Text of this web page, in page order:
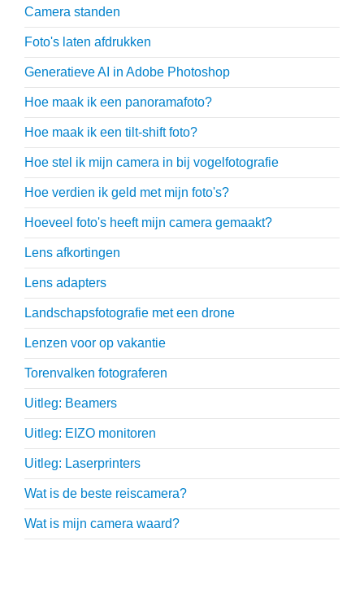
Camera standen
Foto's laten afdrukken
Generatieve AI in Adobe Photoshop
Hoe maak ik een panoramafoto?
Hoe maak ik een tilt-shift foto?
Hoe stel ik mijn camera in bij vogelfotografie
Hoe verdien ik geld met mijn foto's?
Hoeveel foto's heeft mijn camera gemaakt?
Lens afkortingen
Lens adapters
Landschapsfotografie met een drone
Lenzen voor op vakantie
Torenvalken fotograferen
Uitleg: Beamers
Uitleg: EIZO monitoren
Uitleg: Laserprinters
Wat is de beste reiscamera?
Wat is mijn camera waard?